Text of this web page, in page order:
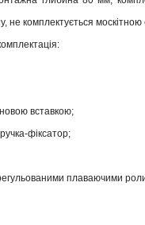
не комплектується москітною
вставкою;
фіксатор;
плаваючими